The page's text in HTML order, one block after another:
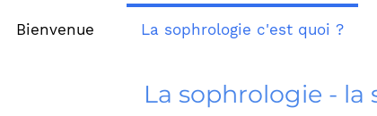
Bienvenue La sophrologie c'est quoi ?
La sophrologie -